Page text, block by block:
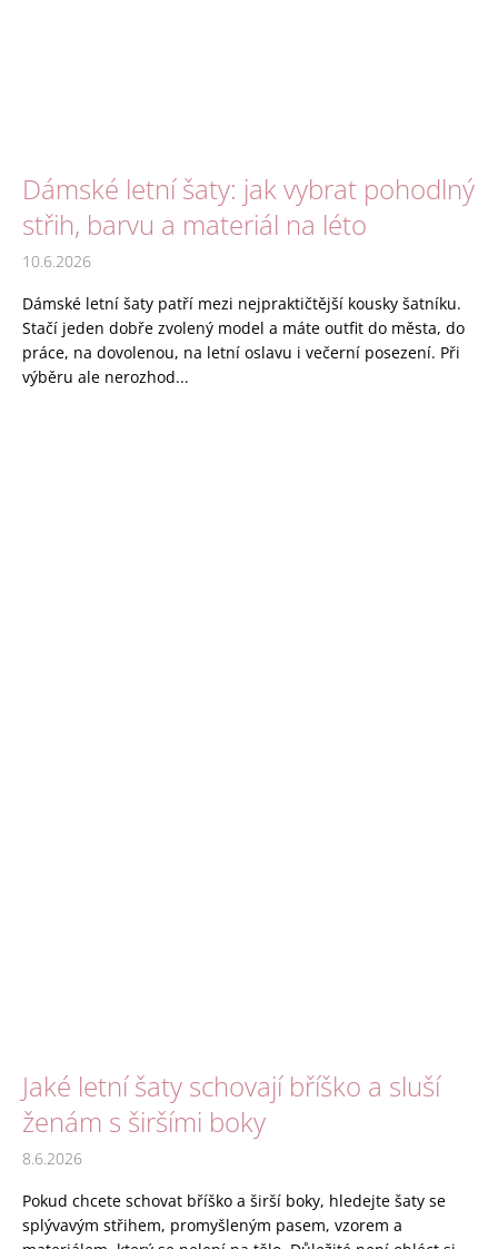
Dámské letní šaty: jak vybrat pohodlný
střih, barvu a materiál na léto
10.6.2026
Dámské letní šaty patří mezi nejpraktičtější kousky šatníku.
Stačí jeden dobře zvolený model a máte outfit do města, do
práce, na dovolenou, na letní oslavu i večerní posezení. Při
výběru ale nerozhod...
Jaké letní šaty schovají bříško a sluší
ženám s širšími boky
8.6.2026
Pokud chcete schovat bříško a širší boky, hledejte šaty se
splývavým střihem, promyšleným pasem, vzorem a